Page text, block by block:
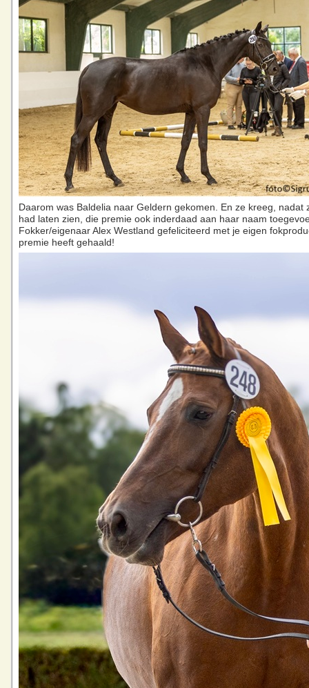
Daarom was Baldelia naar Geldern gekomen. En ze kreeg, nadat
had laten zien, die premie ook inderdaad aan haar naam
Fokker/eigenaar Alex Westland gefeliciteerd met je eigen
premie heeft gehaald!